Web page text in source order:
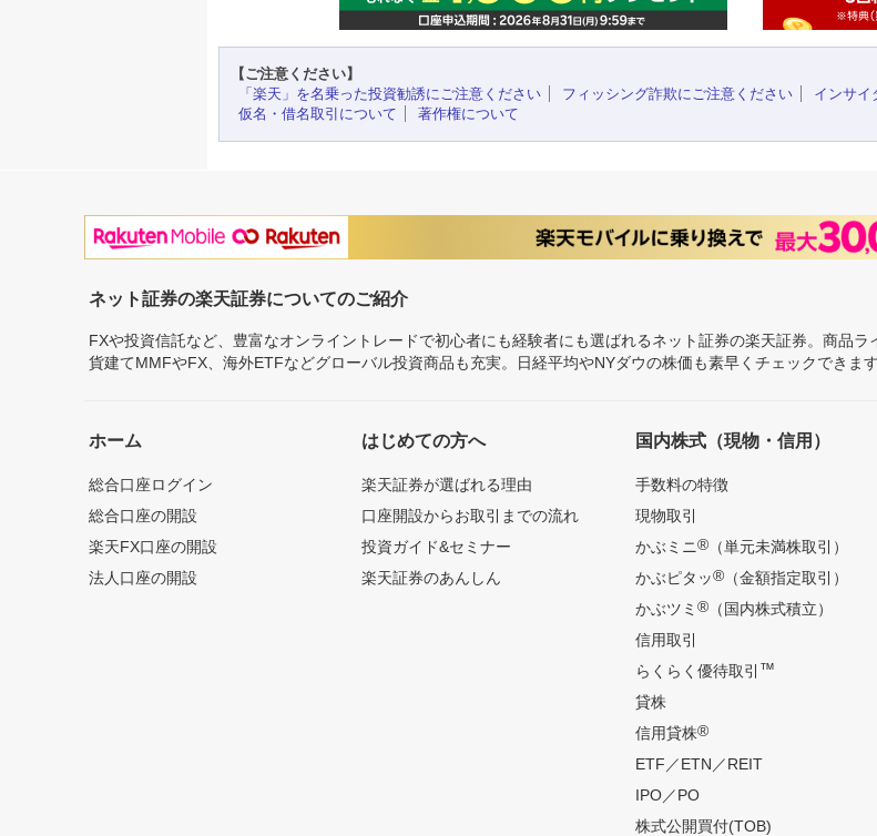
【ご注意ください】
「楽天」を名乗った投資勧誘にご注意ください
フィッシング詐欺にご注意ください インサイ
仮名・借名取引について
著作権について
ネット証券の楽天証券についてのご紹介
FXや投資信託など、豊富なオンライントレードで初心者にも経験者にも選ばれるネット証券の楽天証券。商品
貨建てMMFやFX、海外ETFなどグローバル投資商品も充実。日経平均やNYダウの株価も素早くチェックできます
ホーム
総合口座ログイン
総合口座の開設
楽天FX口座の開設
法人口座の開設
はじめての方へ
楽天証券が選ばれる理由
口座開設からお取引までの流れ
投資ガイド&セミナー
楽天証券のあんしん
国内株式（現物・信用）
手数料の特徴
現物取引
かぶミニ®（単元未満株取引）
かぶピタッ®（金額指定取引）
かぶツミ ®（国内株式積立）
信用取引
らくらく優待取引 ™
貸株
信用貸株®
ETF／ETN／REIT
IPO／PO
株式公開買付(TOB)